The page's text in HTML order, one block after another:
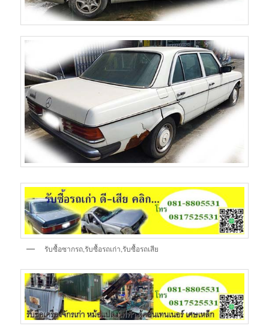
รับซื้อซากรถ,รับซื้อรถเก่า,รับซื้อรถเสีย